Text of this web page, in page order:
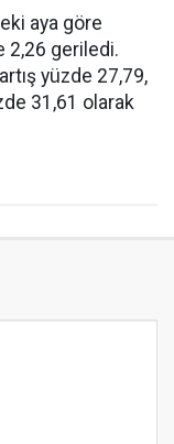
aya göre
2,26 geriledi.
yüzde 27,79,
31,61 olarak